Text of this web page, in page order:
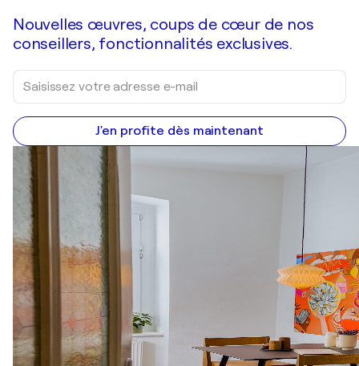
Nouvelles œuvres, coups de cœur de nos
conseillers, fonctionnalités exclusives.
J'en profite dès maintenant